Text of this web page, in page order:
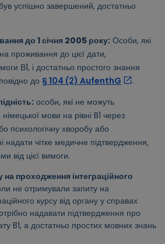
успішно завершений, достатньо
до 1 січня 2005 року: Особи, які
проживання до цієї дати,
В1, і достатньо простого знання
до § 104 (2) AufenthG
.
особи, які не можуть
мови на рівні B1 через
психологічну хворобу або
надати чітке медичне підтвердження,
від цієї вимоги.
на проходження інтеграційного
не отримували запиту на
курсу від органу у справах
надавати підтвердження про
B1, а достатньо простих мовних знань